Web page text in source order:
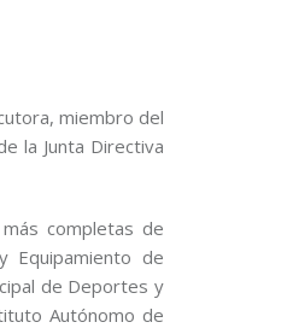
miembro del
la Junta Directiva
completas de
Equipamiento de
de Deportes y
Autónomo de